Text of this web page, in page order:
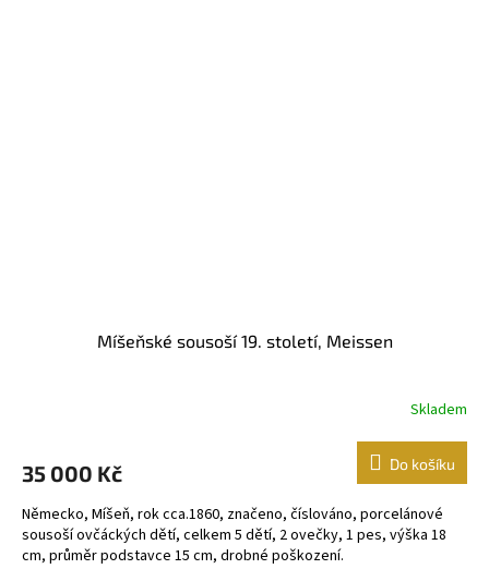
Míšeňské sousoší 19. století, Meissen
Skladem
35 000 Kč Do košíku
Německo, Míšeň, rok cca.1860, značeno, číslováno, porcelánové
sousoší ovčáckých dětí, celkem 5 dětí, 2 ovečky, 1 pes, výška 18
cm, průměr podstavce 15 cm, drobné poškození.